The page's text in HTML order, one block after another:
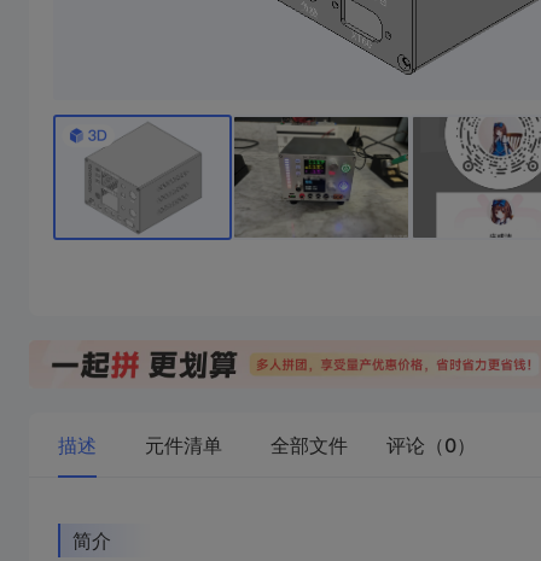
焊台休眠座
1/10成团
.89/件
￥39.78
描述 元件清单 全部文件 评论（0）
简介